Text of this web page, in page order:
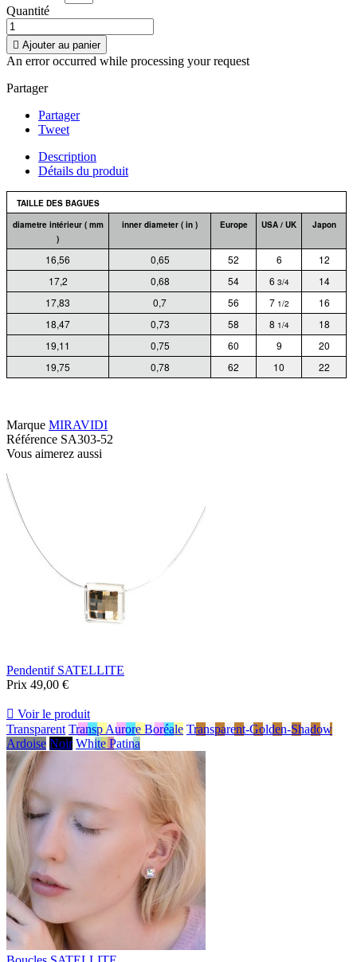
Quantité
 Ajouter au panier
An error occurred while processing your request
Partager
Partager
Tweet
Description
Détails du produit
TAILLE DES BAGUES
diametre intérieur ( mm
)
inner diameter ( in ) Europe USA / UK Japon
16,56 0,65 52 6
12
17,2
0,68 54 6 3/4
14
17,83
0,7 56 7 1/2
16
18,47
0,73 58 8 1/4
18
19,11
0,75 60 9
20
19,75
0,78 62 10 22
Marque MIRAVIDI
Référence SA303-52
Vous aimerez aussi
Pendentif SATELLITE
Prix 49,00 €
 Voir le produit
Transparent Transp Aurore Boréale Transparent-Golden-Shadow
Ardoise Noir White Patina